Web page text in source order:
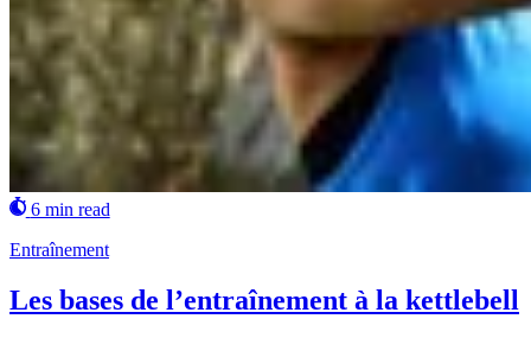
6 min read
Entraînement
Les bases de l’entraînement à la kettlebell